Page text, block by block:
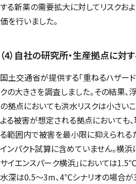
する新薬の需要拡大に対してリスクお
価を行いました。
（4）自社の研究所・生産拠点に
国土交通省が提供する「重ねるハザー
クの大きさを調査しました。その結果
の拠点においても洪水リスクは小さい
よる被害が想定される拠点においても
る範囲内で被害を最小限に抑えられる
インパクト試算に含めていません。横
サイエンスパーク横浜」においては
水深は0.5～3m、4℃シナリオの場合が